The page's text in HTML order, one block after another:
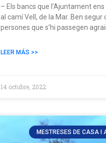
– Els bancs que l’Ajuntament ens
al camí Vell, de la Mar. Ben segur
persones que s’hi passegen
LEER MÁS >>
14 octubre, 2022
MESTRESES DE CASA I